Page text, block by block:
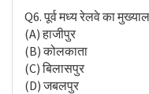
Q6. पूर्व मध्य रेलवे का
(A) हाजीपुर
(B) कोलकाता
(C) बिलासपुर
(D) जबलपुर